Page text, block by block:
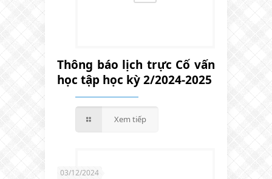
Thông báo lịch trực Cố vấn
học tập học kỳ 2/2024-2025
Xem tiếp
03/12/2024